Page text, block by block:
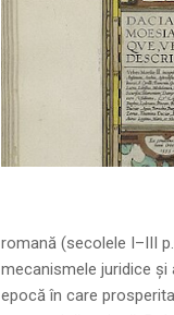
Sursa foto:
romană (secolele I–III
mecanismele juridice și
epocă în care